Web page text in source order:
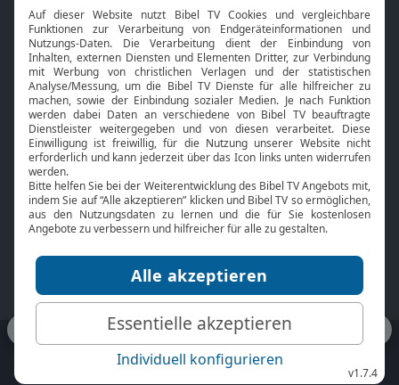
Neuigkeiten
Smart TV
HbbTV
Bibelthek Online-Bibel
Nächster Gottesdienst
Bibel TV
Über uns
Jobs
Mediadaten
Service
Kontakt
TV-Empfang
bibeltv.de: Impressum
Datenschutz
Nutzungsbedingungen
Fakten Bibel TV App